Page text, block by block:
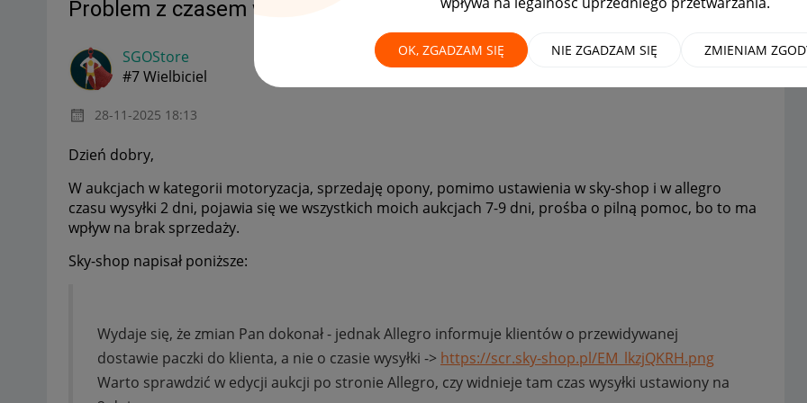
OK, ZGADZAM SIĘ NIE ZGADZAM SIĘ ZMIENIAM
Problem z czasem wysyłki w aukcjach MAMY ROZWIĄZANIE!
SGOStore
#7 Wielbiciel
‎28-11-2025 18:13
Dzień dobry,
W aukcjach w kategorii motoryzacja, sprzedaję opony, pomimo ustawienia w sky-shop i w allegro
czasu wysyłki 2 dni, pojawia się we wszystkich moich aukcjach 7-9 dni, prośba o pilną pomoc, bo to ma
wpływ na brak sprzedaży.
Sky-shop napisał poniższe:
Wydaje się, że zmian Pan dokonał - jednak Allegro informuje klientów o przewidywanej
dostawie paczki do klienta, a nie o czasie wysyłki -> https://scr.sky-shop.pl/EM_lkzjQKRH.png
Warto sprawdzić w edycji aukcji po stronie Allegro, czy widnieje tam czas wysyłki ustawiony na